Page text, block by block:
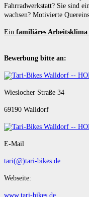
Fahrradwerkstatt? Sie sind
wachsen? Motivierte
Ein familiäres Arbeitsklima
Bewerbung bitte an:
Wieslocher Straße 34
69190 Walldorf
E-Mail
tari(@)tari-bikes.de
Webseite:
www.tari-bikes.de